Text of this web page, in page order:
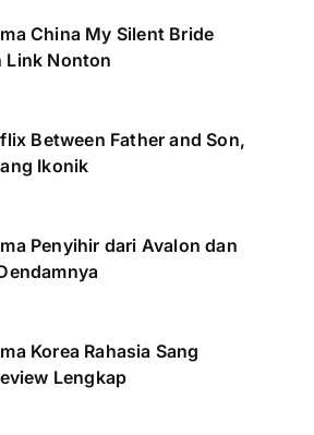
China My Silent Bride
Link Nonton
Between Father and Son,
Ikonik
Penyihir dari Avalon dan
Korea Rahasia Sang
Lengkap